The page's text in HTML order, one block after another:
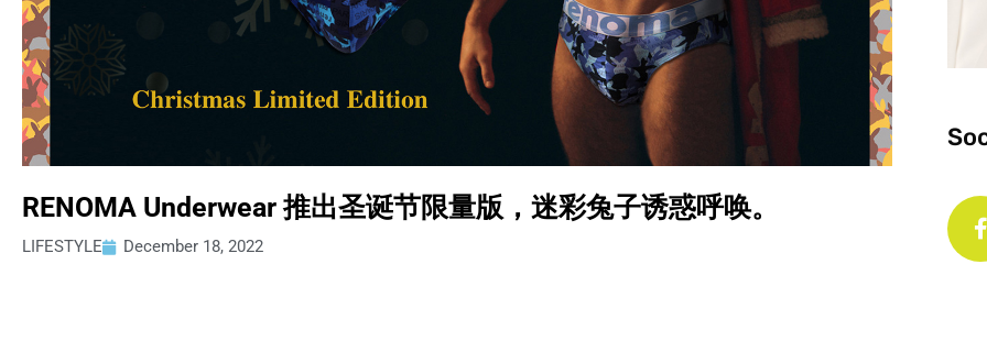
RENOMA Underwear 推出圣诞节限量版，迷彩兔子诱惑呼唤。
LIFESTYLE December 18, 2022
c